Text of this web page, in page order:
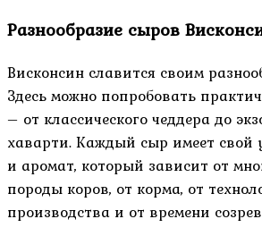
Разнообразие сыров
Висконсин славится своим
Здесь можно попробовать
– от классического чеддера до
хаварти. Каждый сыр имеет свой
и аромат, который зависит от
породы коров, от корма, от
производства и от времени